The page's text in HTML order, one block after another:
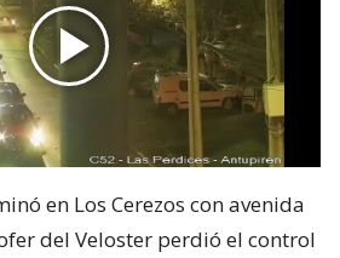
en Los Cerezos con avenida
del Veloster perdió el control